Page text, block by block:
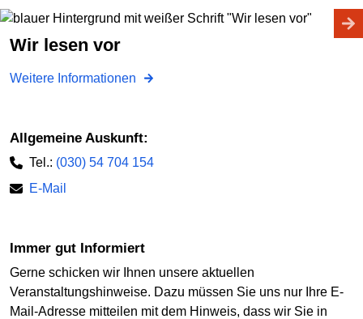
Wir lesen vor
Weitere Informationen
Allgemeine Auskunft:
Tel.: (030) 54 704 154
E-Mail
Immer gut Informiert
Gerne schicken wir Ihnen unsere aktuellen
Veranstaltungshinweise. Dazu müssen Sie uns nur Ihre E-
Mail-Adresse mitteilen mit dem Hinweis, dass wir Sie in